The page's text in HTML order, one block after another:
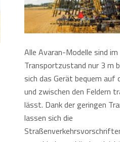
Alle Avaran-Modelle sind im
Transportzustand nur 3 m
sich das Gerät bequem auf
und zwischen den Feldern
lässt. Dank der geringen
lassen sich die